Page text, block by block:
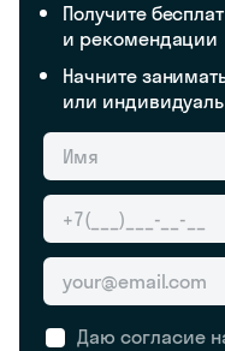
Получите
и рекомендации
Начните
или
Даю согласие